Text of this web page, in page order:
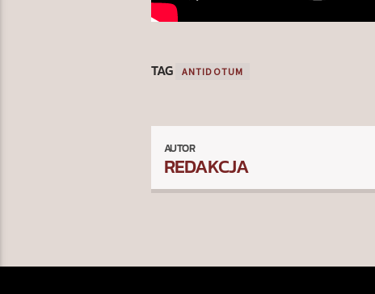
TAG ANTIDOTUM
AUTOR
REDAKCJA